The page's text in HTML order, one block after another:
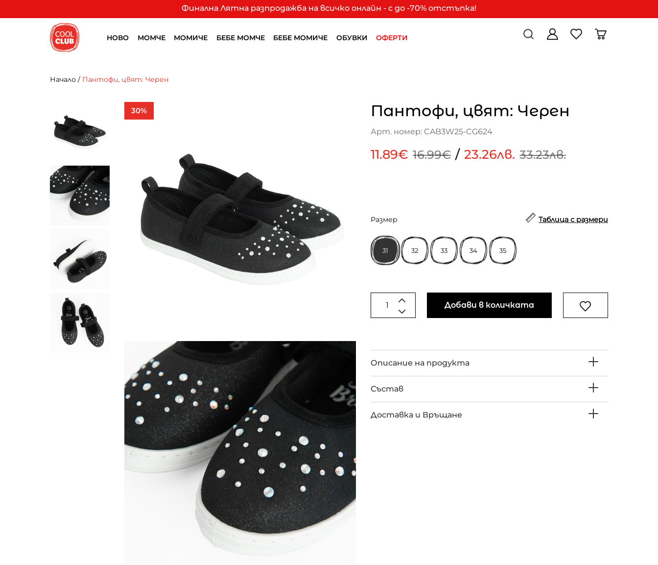
Финална Лятна разпродажба на всичко онлайн - с до -70% отстъпка!
НОВО МОМЧЕ МОМИЧЕ БЕБЕ МОМЧЕ БЕБЕ МОМИЧЕ ОБУВКИ ОФЕРТИ
Начало / Пантофи, цвят: Черен
30% Пантофи, цвят: Черен
Арт. номер: CAB3W25-CG624
11.89€ 16.99€ / 23.26лв. 33.23лв.
Размер Таблица с размери
31 32 33 34 35
Добави в количката
Описание на продукта
Състав
Доставка и Връщане